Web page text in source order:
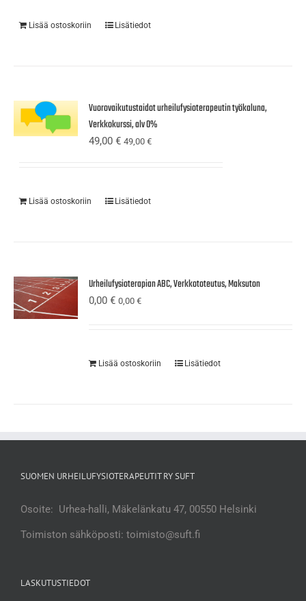
Lisää ostoskoriin Lisätiedot
Vuorovaikutustaidot urheilufysioterapeutin työkaluna,
Verkkokurssi, alv 0%
49,00€ 49,00€
Lisää ostoskoriin Lisätiedot
Urheilufysioterapian ABC, Verkkototeutus, Maksuton
0,00€ 0,00€
Lisää ostoskoriin Lisätiedot
SUOMEN URHEILUFYSIOTERAPEUTIT RY SUFT
Osoite: Urhea-halli, Mäkelänkatu 47, 00550 Helsinki
Toimiston sähköposti: toimisto@suft.fi
LASKUTUSTIEDOT